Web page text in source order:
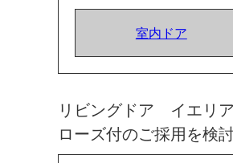
室内ドア
リビングドア イエ
ローズ付のご採用を検